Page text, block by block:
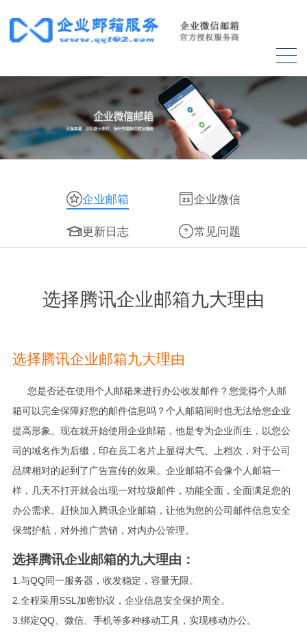
企业邮箱 企业微信
更新日志 常见问题
选择腾讯企业邮箱九大理由
选择腾讯企业邮箱九大理由
您是否还在使用个人邮箱来进行办公收发邮件？您觉得个人邮
箱可以完全保障好您的邮件信息吗？个人邮箱同时也无法给您企业
提高形象。现在就开始使用企业邮箱，他是专为企业而生，以您公
司的域名作为后缀，印在员工名片上显得大气、上档次，对于公司
品牌相对的起到了广告宣传的效果。企业邮箱不会像个人邮箱一
样，几天不打开就会出现一对垃圾邮件，功能全面，全面满足您的
办公需求。赶快加入腾讯企业邮箱，让他为您的公司邮件信息安全
保驾护航，对外推广营销，对内办公管理。
选择腾讯企业邮箱的九大理由：
1. 与QQ同一服务器，收发稳定，容量无限。
2.全程采用SSL加密协议，企业信息安全保护周全。
3.绑定QQ、微信、手机等多种移动工具，实现移动办公。